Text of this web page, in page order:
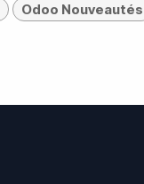
Odoo Nouveautés